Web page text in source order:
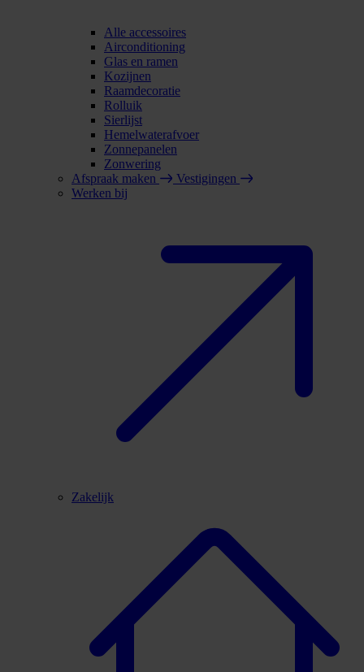
Alle accessoires
Airconditioning
Glas en ramen
Kozijnen
Raamdecoratie
Rolluik
Sierlijst
Hemelwaterafvoer
Zonnepanelen
Zonwering
Afspraak maken
Vestigingen
Werken bij
Zakelijk